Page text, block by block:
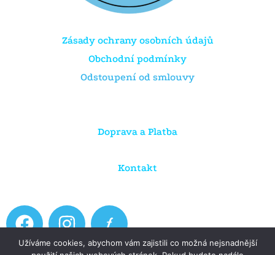
Zásady ochrany osobních údajů
Obchodní podmínky
Odstoupení od smlouvy
Doprava a Platba
Kontakt
F
a
c
I
n
s
Užíváme cookies, abychom vám zajistili co možná nejsnadnější